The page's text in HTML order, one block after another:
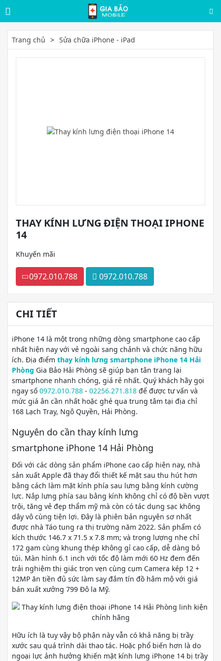
Trang chủ Sửa chữa iPhone - iPad
THAY KÍNH LƯNG ĐIỆN THOẠI IPHONE
14
Khuyến mãi
0972.010.788 0972.010.788
CHI TIẾT
iPhone 14 là một trong những dòng smartphone cao cấp
nhất hiện nay với vẻ ngoài sang chảnh và chức năng hữu
ích. Địa điểm thay kính lưng smartphone iPhone 14 Hải
Phòng Gia Bảo Hải Phòng sẽ giúp bạn tân trang lại
smartphone nhanh chóng, giá rẻ nhất. Quý khách hãy gọi
ngay số 0972.010.788 - 02256.271.818 để được tư vấn và
mức giá ân cần nhất hoặc ghé qua trung tâm tại địa chỉ
168 Lạch Tray, Ngô Quyền, Hải Phòng.
Nguyên do cần thay kính lưng
smartphone iPhone 14 Hải Phòng
Đối với các dòng sản phẩm iPhone cao cấp hiện nay, nhà
sản xuất Apple đã thay đổi thiết kế mặt sau thu hút hơn
bằng cách làm mặt kính phía sau lưng bằng kính cường
lực. Nắp lưng phía sau bằng kính không chỉ có độ bền vượt
trội, tăng vẻ đẹp thẩm mỹ mà còn có tác dụng sạc không
dây vô cùng tiện lợi. Đây là phiên bản nguyên sơ nhất
được nhà Táo tung ra thị trường năm 2022. Sản phẩm có
kích thước 146.7 x 71.5 x 7.8 mm; và trọng lượng nhẹ chỉ
172 gam cùng khung thép không gỉ cao cấp, dễ dàng bỏ
túi. Màn hình 6.1 inch với tốc độ làm mới 60 Hz đem đến
trải nghiệm thị giác trọn vẹn cùng cụm Camera kép 12 +
12MP ăn tiền đủ sức làm say đắm tín đồ hâm mộ với giá
bán xuất xưởng 799 Đô la Mỹ.
Hữu ích là tuy vậy bộ phận này vẫn có khả năng bị trầy
xước sau quá trình dài thao tác. Hoặc phổ biến hơn là do
ngoại lực ảnh hưởng khiến mặt kính lưng iPhone 14 bị trầy